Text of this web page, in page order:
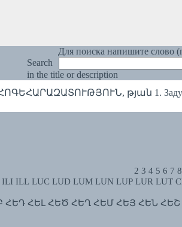
Для поиска напишите слово
Search
in the title or description
թյան 1.
2 3 4 5 6 7 8
ILI ILL LUC LUD LUM LUN LUP LUR LUT
ՀԵԴ ՀԵԼ ՀԵԾ ՀԵՂ ՀԵՄ ՀԵՅ ՀԵՆ ՀԵՇ